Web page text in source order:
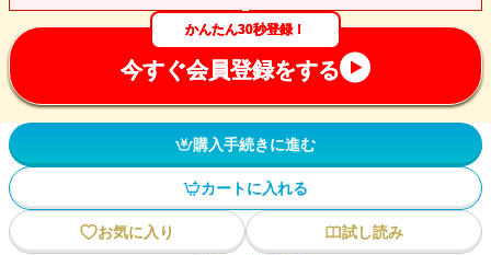
かんたん30秒登録！
今すぐ会員登録をする
購入手続きに進む
カートに入れる
お気に入り
試し読み